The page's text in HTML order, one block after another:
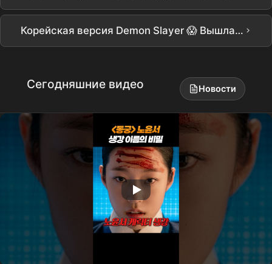
Корейская версия Demon Slayer 😱 Вышла мистическая оккультная историческая драма "Донгун"!! #동궁 #theeastpalace #netflixkr #НамДжу-хёк #НоЮн-со ›
Сегодняшние видео Новости